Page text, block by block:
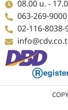
08.00 น. -
063-269-9000
02-116-8038-